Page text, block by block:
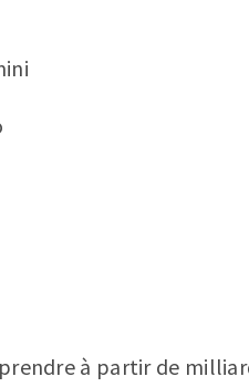
à partir de